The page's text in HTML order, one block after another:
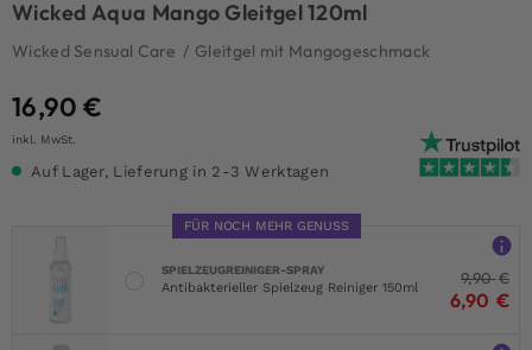
Wicked Aqua Mango Gleitgel 120ml
Wicked Sensual Care / Gleitgel mit Mangogeschmack
16,90 €
inkl. MwSt.
Auf Lager, Lieferung in 2-3 Werktagen
FÜR NOCH MEHR GENUSS
SPIELZEUGREINIGER-SPRAY
Antibakterieller Spielzeug Reiniger 150ml
9,90€
6,90 €